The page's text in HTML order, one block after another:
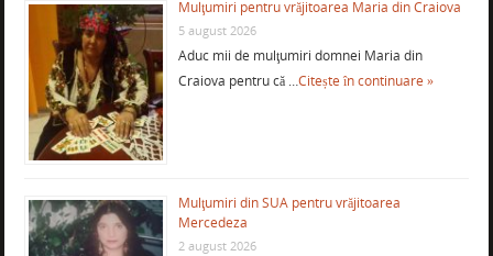
Mulţumiri pentru vrăjitoarea Maria din Craiova
5 august 2026
Aduc mii de mulţumiri domnei Maria din
Craiova pentru că …Citește în continuare »
Mulţumiri din SUA pentru vrăjitoarea
Mercedeza
2 august 2026